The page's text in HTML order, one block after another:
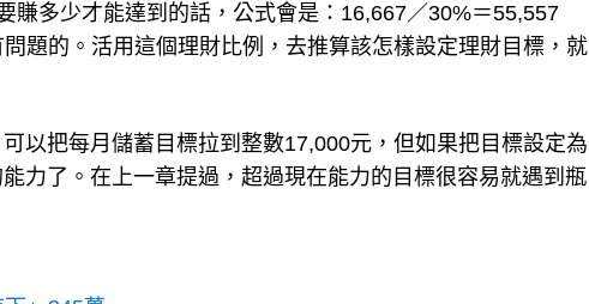
賺多少才能達到的話，公式會是：16,667／30%＝55,557
題的。活用這個理財比例，去推算該怎樣設定理財目標，就
以把每月儲蓄目標拉到整數17,000元，但如果把目標設定為
力了。在上一章提過，超過現在能力的目標很容易就遇到瓶